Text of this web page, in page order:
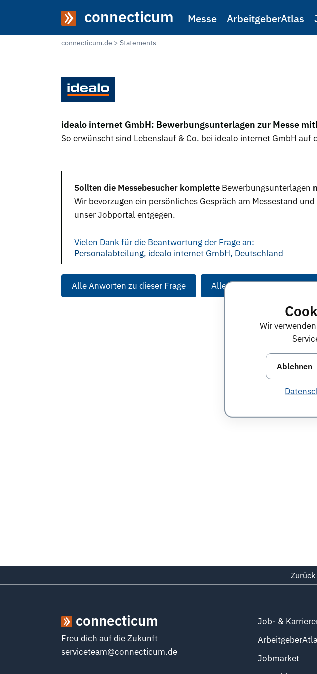
Wir
Ablehnen
connecticum Messe ArbeitgeberAtlas
connecticum.de Statements
idealo internet GmbH: Bewerbungsunterlagen zur Messe
So erwünscht sind Lebenslauf & Co. bei idealo internet GmbH auf
Sollten die Messebesucher komplette Bewerbungsunterlagen
Wir bevorzugen ein persönliches Gespräch am Messestand
unserJobportal entgegen.
Vielen Dank für die Beantwortung der Frage an:
Personalabteilung, idealo internet GmbH, Deutschland
Alle Anworten zu dieser Frage Alle Anworten von diesem
connecticum
Freu dich auf die Zukunft
serviceteam@connecticum.de
Job- &
Jobmarket